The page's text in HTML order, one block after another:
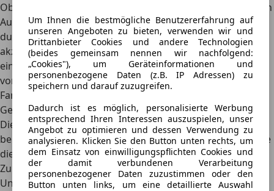
Um Ihnen die bestmögliche Benutzererfahrung auf
unseren Angeboten zu bieten, verwenden wir und
Drittanbieter Cookies und andere Technologien
(beides gemeinsam nennen wir nachfolgend:
„Cookies"), um Geräteinformationen und
personenbezogene Daten (z.B. IP Adressen) zu
speichern und darauf zuzugreifen.
Dadurch ist es möglich, personalisierte Werbung
entsprechend Ihren Interessen auszuspielen, unser
Angebot zu optimieren und dessen Verwendung zu
analysieren. Klicken Sie den Button unten rechts, um
dem Einsatz von einwilligungspflichten Cookies und
der damit verbundenen Verarbeitung
personenbezogener Daten zuzustimmen oder den
Button unten links, um eine detaillierte Auswahl
Obwohl jeder in Deutschland mit den nötigen Papieren ein
Auto abmelden kann, erfolgt die An- und Ummeldung
durch den Fahrzeughalter. Sollte das nicht möglich sein,
akzeptiert die Zulassungsstelle auch einen Vertretermit
einer schriftlichen Vollmacht, um die Ummeldung
vorzunehmen.Als Vertreter kommen zum Beispiel
Familienmitglieder, Ehepartner oder Freunde infrage.
Gerne übernehmen auch darauf spezialisierte
Dienstleister die Ummeldung gegen eine Gebühr. Diese
benötigen lediglich die entsprechenden Dokumente sowie
die schriftliche Vollmacht.
Zur Ummeldung mit einer Vollmacht werden folgende
Unterlagen benötigt: